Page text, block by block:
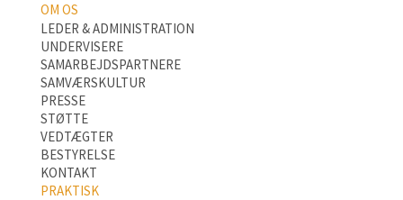
OM OS
LEDER & ADMINISTRATION
UNDERVISERE
SAMARBEJDSPARTNERE
SAMVÆRSKULTUR
PRESSE
STØTTE
VEDTÆGTER
BESTYRELSE
KONTAKT
PRAKTISK